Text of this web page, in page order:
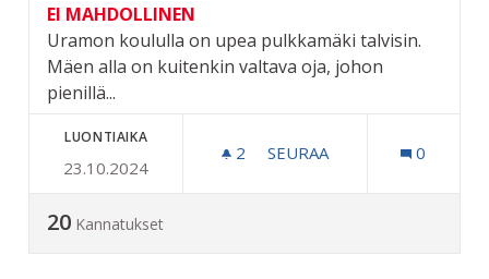
EI MAHDOLLINEN
Uramon koululla on upea pulkkamäki talvisin.
Mäen alla on kuitenkin valtava oja, johon
pienillä...
LUONTIAIKA
23.10.2024
2 2 SEURAAJAA
SEURAA 0
20 Kannatukset